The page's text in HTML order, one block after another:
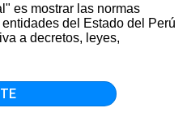
es mostrar las normas
del Estado del Perú
a decretos, leyes,